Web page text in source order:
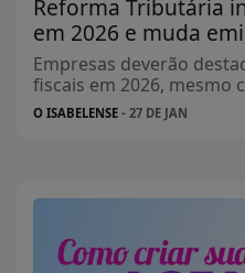
Reforma Tributária
em 2026 e muda
Empresas deverão
fiscais em 2026, mesmo
O ISABELENSE - 27 DE JAN